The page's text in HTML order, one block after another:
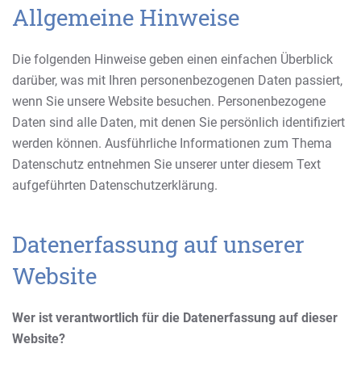
Allgemeine Hinweise
Die folgenden Hinweise geben einen einfachen Überblick
darüber, was mit Ihren personenbezogenen Daten passiert,
wenn Sie unsere Website besuchen. Personenbezogene
Daten sind alle Daten, mit denen Sie persönlich identifiziert
werden können. Ausführliche Informationen zum Thema
Datenschutz entnehmen Sie unserer unter diesem Text
aufgeführten Datenschutzerklärung.
Datenerfassung auf unserer
Website
Wer ist verantwortlich für die Datenerfassung auf dieser
Website?